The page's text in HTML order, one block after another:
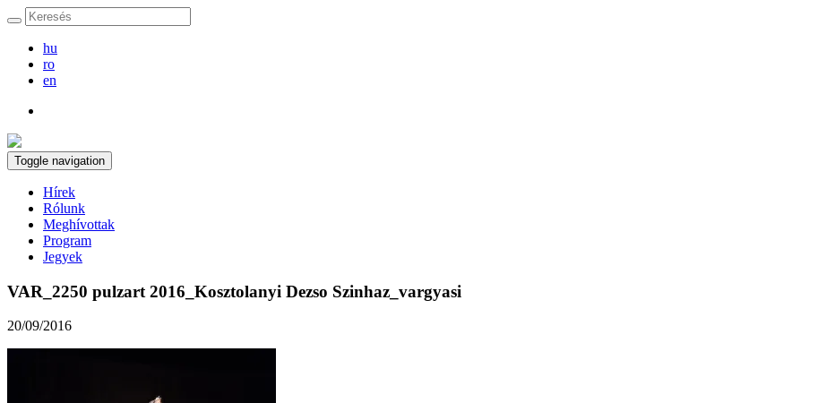
hu
ro
en
Toggle navigation
Hírek
Rólunk
Meghívottak
Program
Jegyek
VAR_2250 pulzart 2016_Kosztolanyi Dezso Szinhaz_vargyasi
20/09/2016